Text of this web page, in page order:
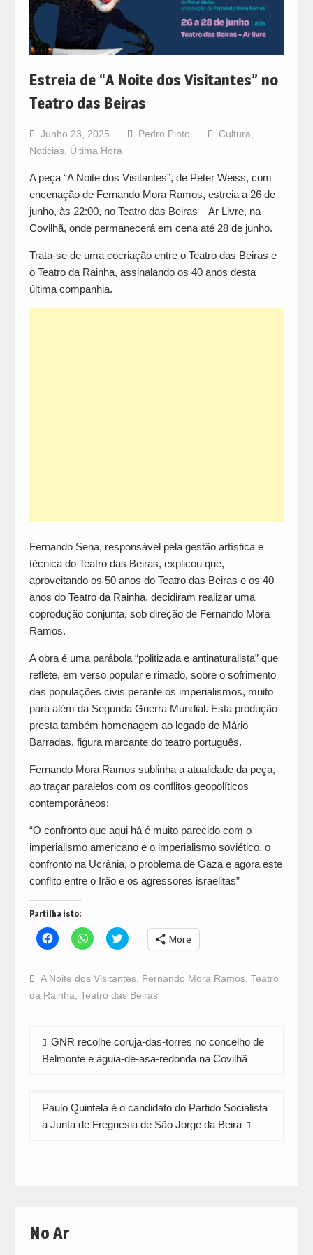
Estreia de “A Noite dos Visitantes” no
Teatro das Beiras
Junho 23, 2025 Pedro Pinto Cultura
Noticias, Última Hora
A peça “A Noite dos Visitantes”, de Peter Weiss, com
encenação de Fernando Mora Ramos, estreia a 26 de
junho, às 22:00, no Teatro das Beiras – Ar Livre, na
Covilhã, onde permanecerá em cena até 28 de junho.
Trata-se de uma cocriação entre o Teatro das Beiras e
o Teatro da Rainha, assinalando os 40 anos desta
última companhia.
Fernando Sena, responsável pela gestão artística e
técnica do Teatro das Beiras, explicou que,
aproveitando os 50 anos do Teatro das Beiras e os 40
anos do Teatro da Rainha, decidiram realizar uma
coprodução conjunta, sob direção de Fernando Mora
Ramos.
A obra é uma parábola “politizada e antinaturalista” que
reflete, em verso popular e rimado, sobre o sofrimento
das populações civis perante os imperialismos, muito
para além da Segunda Guerra Mundial. Esta produção
presta também homenagem ao legado de Mário
Barradas, figura marcante do teatro português.
Fernando Mora Ramos sublinha a atualidade da peça,
ao traçar paralelos com os conflitos geopolíticos
contemporâneos:
“O confronto que aqui há é muito parecido com o
imperialismo americano e o imperialismo soviético, o
confronto na Ucrânia, o problema de Gaza e agora este
conflito entre o Irão e os agressores israelitas”
Partilha isto:
Click
to
Facebook
(Opens
in
new
Click
to
WhatsApp
(Opens
new
Click
to
Twitter
(Opens
in
new
More
A Noite dos Visitantes, Fernando Mora Ramos, Teatro
da Rainha Teatro das Beiras
Navegação
de
GNR recolhe coruja-das-torres no concelho de
Belmonte e águia-de-asa-redonda na Covilhã
Paulo Quintela é o candidato do Partido Socialista
à Junta de Freguesia de São Jorge da Beira
No Ar